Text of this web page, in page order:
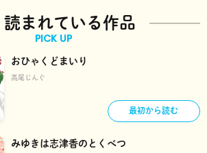
読まれている作品
PICK UP
おひゃくどまいり
高尾じんぐ
最初から読む
みゆきは志津香のとくべつ